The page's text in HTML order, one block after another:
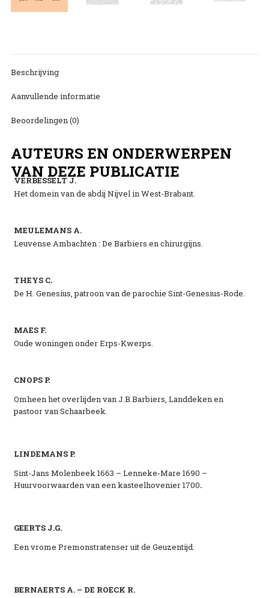
Beschrijving
Aanvullende informatie
Beoordelingen (0)
AUTEURS EN ONDERWERPEN
VAN DEZE PUBLICATIE
VERBESSELT J.
Het domein van de abdij Nijvel in West-Brabant.
MEULEMANS A.
Leuvense Ambachten : De Barbiers en chirurgijns.
THEYS C.
De H. Genesius, patroon van de parochie Sint-Genesius-Rode.
MAES F.
Oude woningen onder Erps-Kwerps.
CNOPS P.
Omheen het overlijden van J.B.Barbiers, Landdeken en
pastoor van Schaarbeek.
LINDEMANS P.
Sint-Jans Molenbeek 1663 – Lenneke-Mare 1690 –
Huurvoorwaarden van een kasteelhovenier 1700.
GEERTS J.G.
Een vrome Premonstratenser uit de Geuzentijd.
BERNAERTS A. – DE ROECK R.